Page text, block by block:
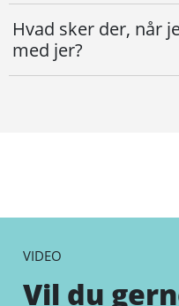
Hvad sker der, når
med jer?
VIDEO
Vil du